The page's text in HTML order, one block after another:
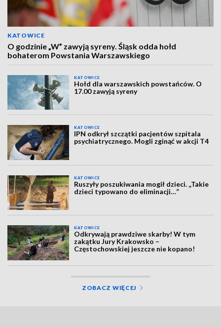
KATOWICE
O godzinie „W” zawyją syreny. Śląsk odda hołd
bohaterom Powstania Warszawskiego
KATOWICE
Hołd dla warszawskich powstańców. O
17.00 zawyją syreny
KATOWICE
IPN odkrył szczątki pacjentów szpitala
psychiatrycznego. Mogli zginąć w akcji T4
KATOWICE
Ruszyły poszukiwania mogił dzieci. „Takie
dzieci typowano do eliminacji…”
KATOWICE
Odkrywają prawdziwe skarby! W tym
zakątku Jury Krakowsko –
Częstochowskiej jeszcze nie kopano!
ZOBACZ WIĘCEJ